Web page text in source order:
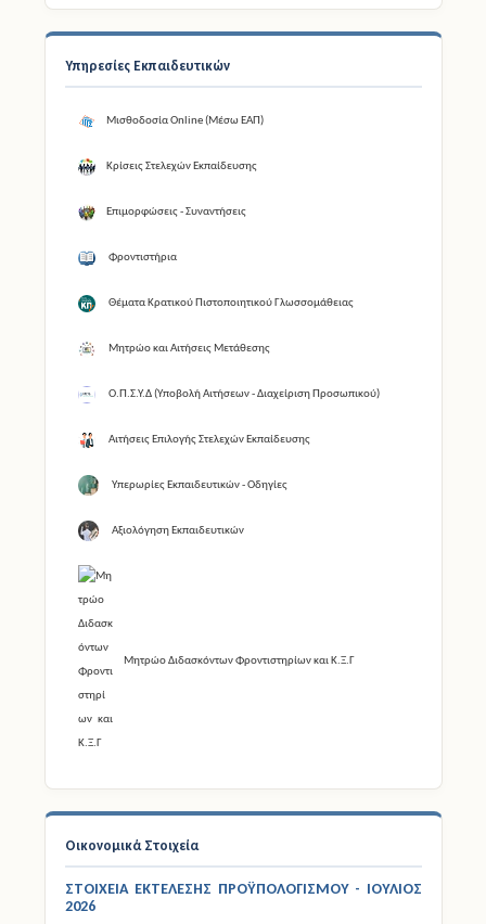
Κρίσεις Στελεχών Εκπαίδευσης
Επιμορφώσεις - Συναντήσεις
Φροντιστήρια
Θέματα Κρατικού Πιστοποιητικού Γλωσσομάθειας
Μητρώο και Αιτήσεις Μετάθεσης
Ο.Π.Σ.Υ.Δ (Υποβολή Αιτήσεων - Διαχείριση Προσωπικού)
Αιτήσεις Επιλογής Στελεχών Εκπαίδευσης
Υπερωρίες Εκπαιδευτικών - Οδηγίες
Αξιολόγηση Εκπαιδευτικών
ΣΤΟΙΧΕΙΑ ΕΚΤΕΛΕΣΗΣ ΠΡΟΫΠΟΛΟΓΙΣΜΟΥ - ΙΟΥΛΙΟΣ
2026
ΣΤΟΙΧΕΙΑ ΕΚΤΕΛΕΣΗΣ ΠΡΟΫΠΟΛΟΓΙΣΜΟΥ - ΙΟΥΝΙΟΣ
2026